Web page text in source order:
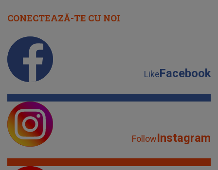
CONECTEAZĂ-TE CU NOI
LikeFacebook
FollowInstagram